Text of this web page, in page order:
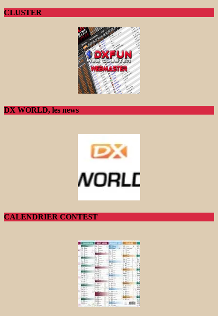
CLUSTER
DX WORLD, les news
CALENDRIER CONTEST